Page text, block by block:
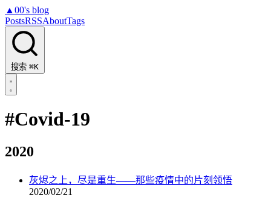
▲ 00's blog
PostsRSSAboutTags
搜索 ⌘K
#Covid-19
2020
灰烬之上，尽是重生——那些疫情中的片刻领悟
2020/02/21